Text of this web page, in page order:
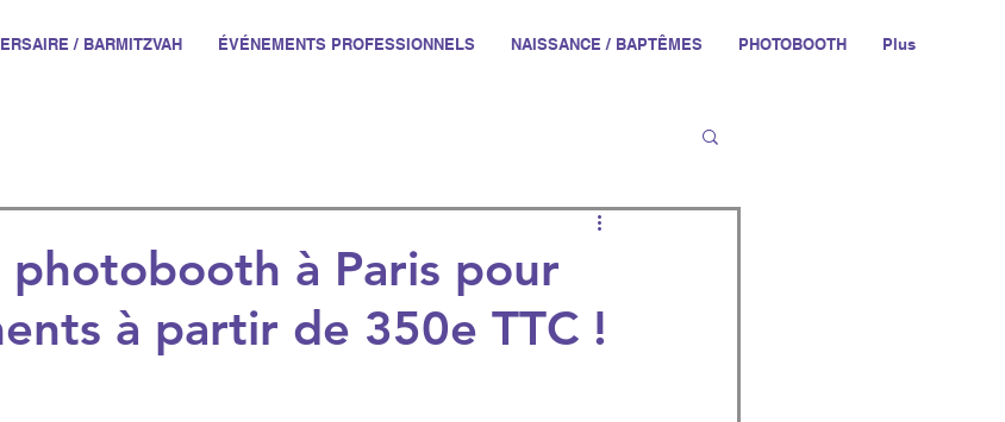
/ BARMITZVAH ÉVÉNEMENTS PROFESSIONNELS NAISSANCE / BAPTÊMES PHOTOBOOTH Plus
photobooth à Paris pour
à partir de 350e TTC !